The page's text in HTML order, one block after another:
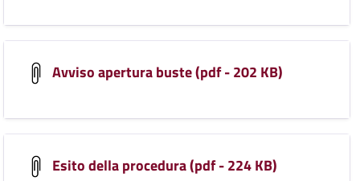
Avviso apertura buste (pdf - 202 KB)
Esito della procedura (pdf - 224 KB)